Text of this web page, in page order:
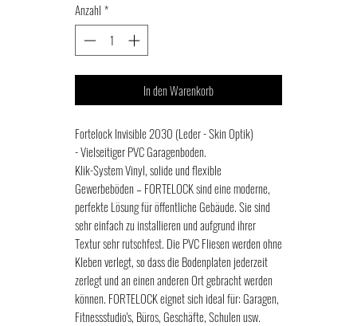
Anzahl *
In den Warenkorb
Fortelock Invisible 2030 (Leder - Skin Optik)
- Vielseitiger PVC Garagenboden.
Klik-System Vinyl, solide und flexible
Gewerbeböden – FORTELOCK sind eine moderne,
perfekte Lösung für öffentliche Gebäude. Sie sind
sehr einfach zu installieren und aufgrund ihrer
Textur sehr rutschfest. Die PVC Fliesen werden ohne
Kleben verlegt, so dass die Bodenplaten jederzeit
zerlegt und an einen anderen Ort gebracht werden
können. FORTELOCK eignet sich ideal für:Garagen,
Fitnessstudio's, Büros, Geschäfte, Schulen usw.